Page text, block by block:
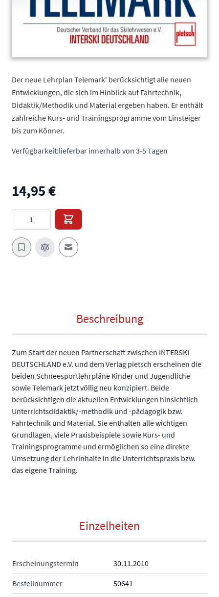
Der neue Lehrplan Telemark' berücksichtigt alle neuen
Entwicklungen, die sich im Hinblick auf Fahrtechnik,
Didaktik/Methodik und Material ergeben haben. Er enthält
zahlreiche Kurs- und Trainingsprogramme vom Einsteiger
bis zum Könner.
Verfügbarkeit:lieferbar innerhalb von 3-5 Tagen
14,95 €
Menge
E-Mail an einen Freund
Beschreibung
Zum Start der neuen Partnerschaft zwischen INTERSKI
DEUTSCHLAND e.V. und dem Verlag pietsch erscheinen die
beiden Schneesportlehrpläne Kinder und Jugendliche
sowie Telemark jetzt völlig neu konzipiert. Beide
berücksichtigen die aktuellen Entwicklungen hinsichtlich
Unterrichtsdidaktik/-methodik und -pädagogik bzw.
Fahrtechnik und Material. Sie enthalten alle wichtigen
Grundlagen, viele Praxisbeispiele sowie Kurs- und
Trainingsprogramme und ermöglichen so eine direkte
Umsetzung der Lehrinhalte in die Unterrichtspraxis bzw.
das eigene Training.
Einzelheiten
Erscheinungstermin 30.11.2010
Bestellnummer 50641